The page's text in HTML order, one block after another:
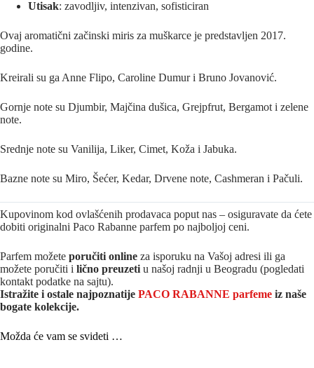
Utisak: zavodljiv, intenzivan, sofisticiran
Ovaj aromatični začinski miris za muškarce je predstavljen 2017.
godine.
Kreirali su ga Anne Flipo, Caroline Dumur i Bruno Jovanović.
Gornje note su Djumbir, Majčina dušica, Grejpfrut, Bergamot i zelene
note.
Srednje note su Vanilija, Liker, Cimet, Koža i Jabuka.
Bazne note su Miro, Šećer, Kedar, Drvene note, Cashmeran i Pačuli.
Kupovinom kod ovlašćenih prodavaca poput nas – osiguravate da ćete
dobiti originalni Paco Rabanne parfem po najboljoj ceni.
Parfem možete poručiti online za isporuku na Vašoj adresi ili ga
možete poručiti i lično preuzeti u našoj radnji u Beogradu (pogledati
kontakt podatke na sajtu).
Istražite i ostale najpoznatije PACO RABANNE parfeme iz naše
bogate kolekcije.
Možda će vam se svideti …